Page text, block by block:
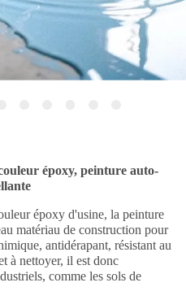
époxy, peinture auto-
époxy d'usine, la peinture
matériau de construction pour
antidérapant, résistant au
à nettoyer, il est donc
comme les sols de